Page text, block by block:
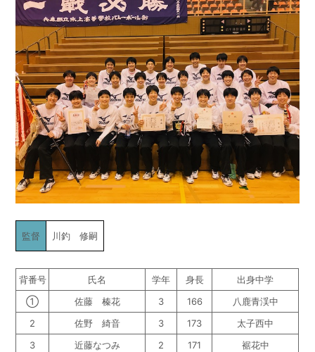
監督 川釣 修嗣
背番号 氏名 学年 身長
出身中学
①
佐藤 榛花 3 166
八鹿青渓中
2
佐野 綺音 3 173
太子西中
3
近藤なつみ 2 171
裾花中